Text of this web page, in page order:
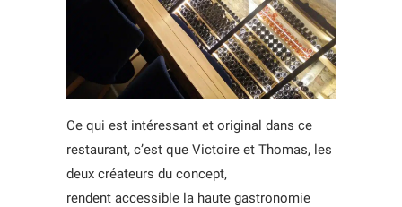
Ce qui est intéressant et original dans ce
restaurant, c’est que Victoire et Thomas, les
deux créateurs du concept,
rendent accessible la haute gastronomie